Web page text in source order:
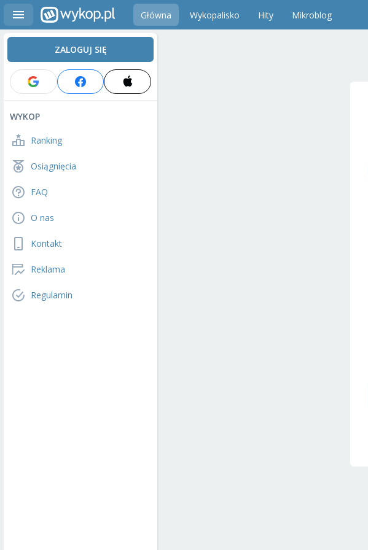
Główna Wykopalisko Hity Mikroblog
ZALOGUJ SIĘ
WYKOP
Ranking
Osiągnięcia
FAQ
O nas
Kontakt
Reklama
Regulamin